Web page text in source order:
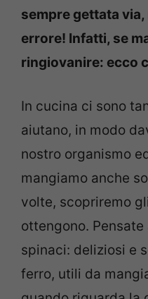
sempre gettata
errore! Infatti, se
ringiovanire: ecco
In cucina ci sono
aiutano, in modo
nostro organismo
mangiamo anche
volte, scopriremo
ottengono.
spinaci: deliziosi e
ferro, utili da